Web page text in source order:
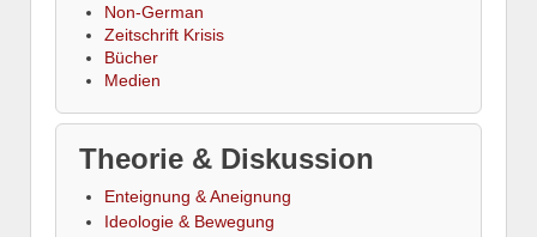
Non-German
Zeitschrift Krisis
Bücher
Medien
Theorie & Diskussion
Enteignung & Aneignung
Ideologie & Bewegung